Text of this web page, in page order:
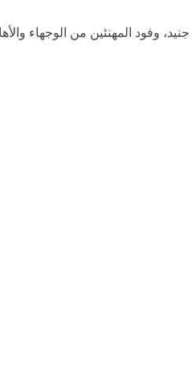
وفود المهنئين من الوجهاء